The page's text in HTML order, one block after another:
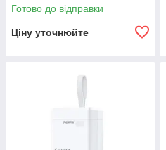
Готово до відправки
Ціну уточнюйте